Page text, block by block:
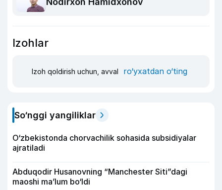
Izohlar
Izoh qoldirish uchun, avval ro‘yxatdan o‘ting
So‘nggi yangiliklar
O‘zbekistonda chorvachilik sohasida subsidiyalar
ajratiladi
Abduqodir Husanovning “Manchester Siti”dagi
maoshi ma’lum bo‘ldi